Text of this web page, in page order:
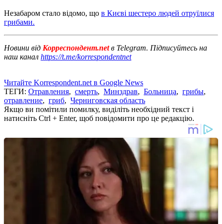
Незабаром стало відомо, що в Києві шестеро людей отруїлися
грибами.
Новини від Корреспондент.netв Telegram. Підписуйтесь на
наш канал https://t.me/korrespondentnet
Читайте Korrespondent.net в Google News
ТЕГИ: Отравления, смерть, Минздрав, Больница, грибы,
отравление, гриб, Черниговская область
Якщо ви помітили помилку, виділіть необхідний текст і
натисніть Ctrl + Enter, щоб повідомити про це редакцію.